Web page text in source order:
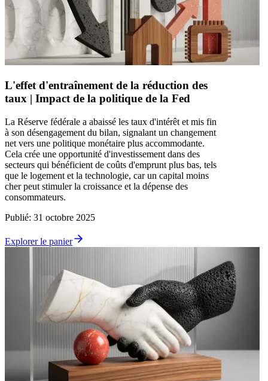
L'effet d'entraînement de la réduction des
taux | Impact de la politique de la Fed
La Réserve fédérale a abaissé les taux d'intérêt et mis fin
à son désengagement du bilan, signalant un changement
net vers une politique monétaire plus accommodante.
Cela crée une opportunité d'investissement dans des
secteurs qui bénéficient de coûts d'emprunt plus bas, tels
que le logement et la technologie, car un capital moins
cher peut stimuler la croissance et la dépense des
consommateurs.
Publié: 31 octobre 2025
Explorer le panier